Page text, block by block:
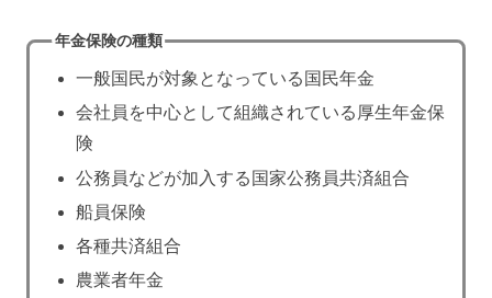
年金保険の種類
一般国民が対象となっている国民年金
会社員を中心として組織されている厚生年金保
険
公務員などが加入する国家公務員共済組合
船員保険
各種共済組合
農業者年金